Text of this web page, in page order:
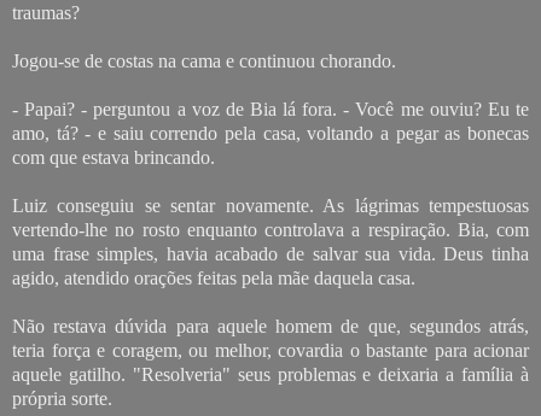
traumas?
Jogou-se de costas na cama e continuou chorando.
- Papai? - perguntou a voz de Bia lá fora. - Você me ouviu? Eu te
amo, tá? - e saiu correndo pela casa, voltando a pegar as bonecas
com que estava brincando.
Luiz conseguiu se sentar novamente. As lágrimas tempestuosas
vertendo-lhe no rosto enquanto controlava a respiração. Bia, com
uma frase simples, havia acabado de salvar sua vida. Deus tinha
agido, atendido orações feitas pela mãe daquela casa.
Não restava dúvida para aquele homem de que, segundos atrás,
teria força e coragem, ou melhor, covardia o bastante para acionar
aquele gatilho. "Resolveria" seus problemas e deixaria a família à
própria sorte.